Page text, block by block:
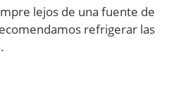
lejos de una fuente de
refrigerar las